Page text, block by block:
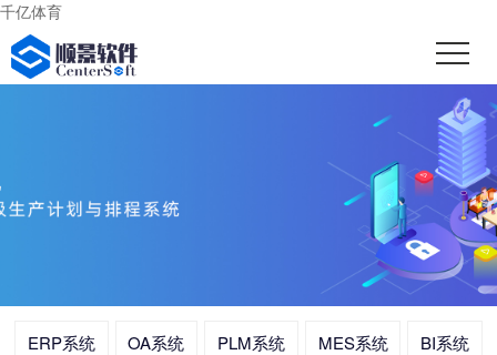
千亿体育
ERP系统 OA系统 PLM系统 MES系统 BI系统